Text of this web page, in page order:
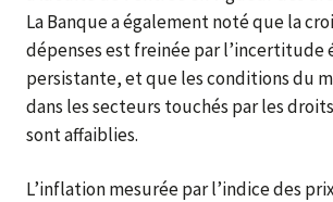
La Banque a également noté que la
dépenses est freinée par l’incertitude
persistante, et que les conditions du
dans les secteurs touchés par les
sont affaiblies.
L’inflation mesurée par l’indice des